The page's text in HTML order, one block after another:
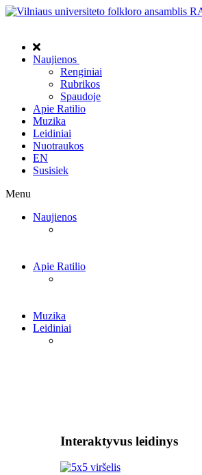
Naujienos
Renginiai
Rubrikos
Spaudoje
Apie Ratilio
Muzika
Leidiniai
Nuotraukos
EN
Susisiek
Menu
Naujienos
Apie Ratilio
Muzika
Leidiniai
Interaktyvus leidinys